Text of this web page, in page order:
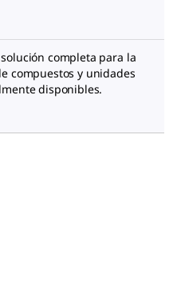
completa para la
compuestos y unidades
disponibles.